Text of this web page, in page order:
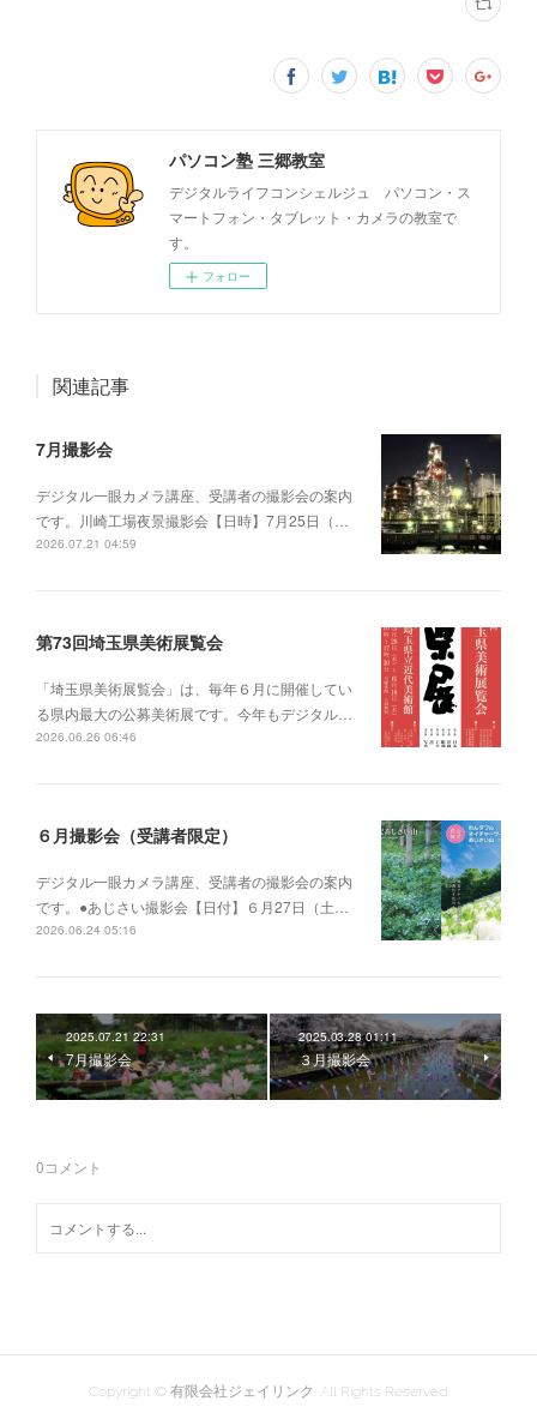
パソコン塾 三郷教室
デジタルライフコンシェルジュ パソコン・ス
マートフォン・タブレット・カメラの教室で
す。
フォロー
関連記事
7月撮影会
デジタル一眼カメラ講座、受講者の撮影会の案内
です。川崎工場夜景撮影会【日時】7月25日（…
2026.07.21 04:59
第73回埼玉県美術展覧会
「埼玉県美術展覧会」は、毎年６月に開催してい
る県内最大の公募美術展です。今年もデジタル…
2026.06.26 06:46
６月撮影会（受講者限定）
デジタル一眼カメラ講座、受講者の撮影会の案内
です。●あじさい撮影会【日付】６月27日（土…
2026.06.24 05:16
2025.07.21 22:31
7月撮影会
2025.03.28 01:11
３月撮影会
0コメント
Copyright © 有限会社ジェイリンク. All Rights Reserved.